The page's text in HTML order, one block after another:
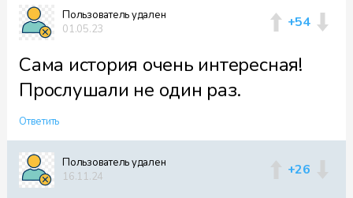
Пользователь удален
01.05.23
+54
Cама история очень интересная!
Прослушали не один раз.
Ответить
Пользователь удален
16.11.24
+26